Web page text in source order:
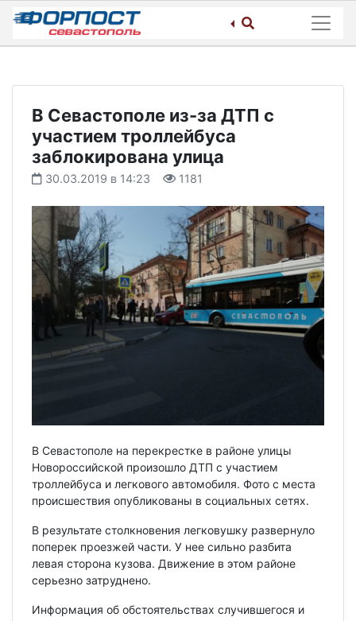
Skip
content
В Севастополе из-за ДТП с
участием троллейбуса
заблокирована улица
30.03.2019 в 14:23 1181
В Севастополе на перекрестке в районе улицы
Новороссийской произошло ДТП с участием
троллейбуса и легкового автомобиля. Фото с места
происшествия опубликованы в социальных сетях.
В результате столкновения легковушку развернуло
поперек проезжей части. У нее сильно разбита
левая сторона кузова. Движение в этом районе
серьезно затруднено.
Информация об обстоятельствах случившегося и